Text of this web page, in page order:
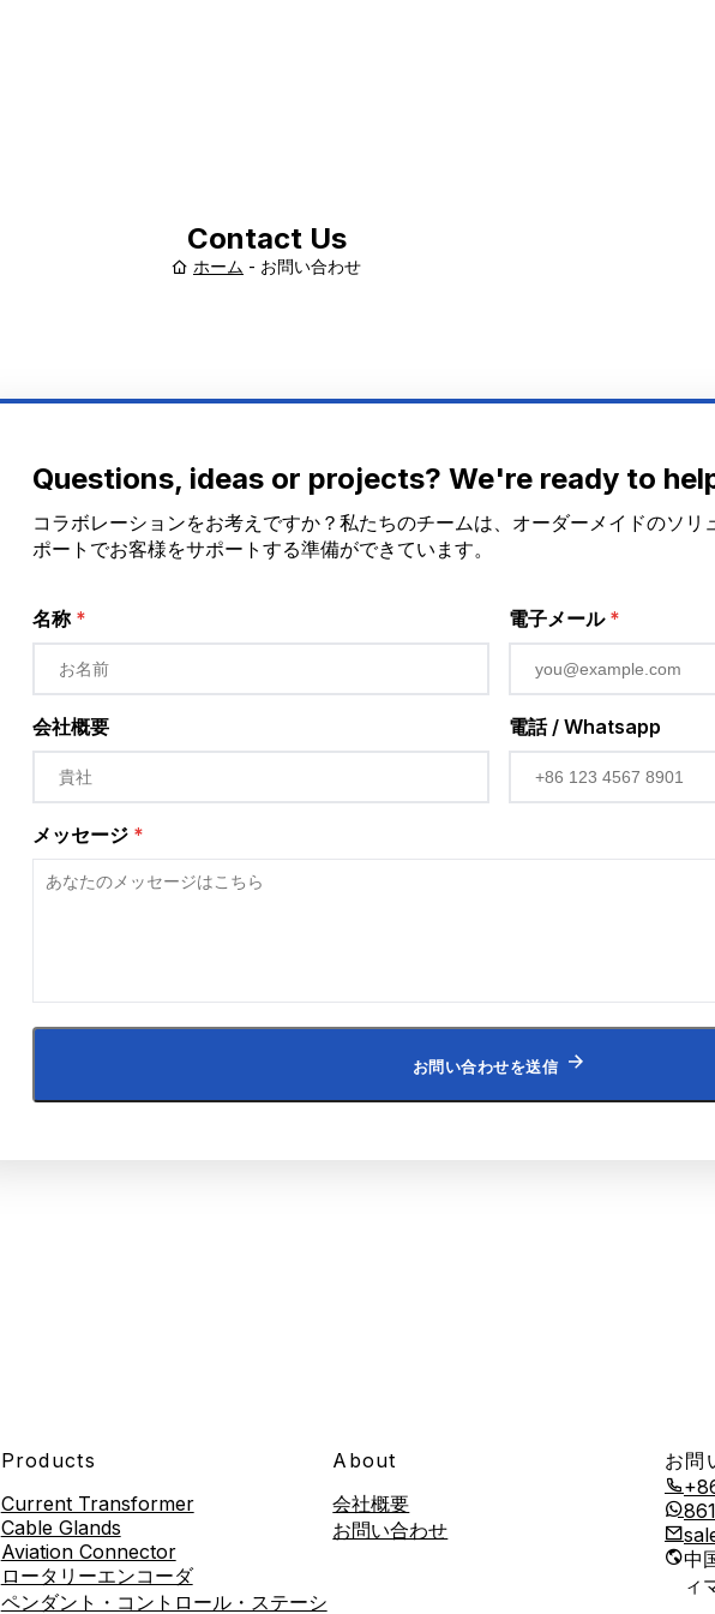
Contact Us
ホーム - お問い合わせ
Questions, ideas or projects? We're ready to
コラボレーションをお考えですか？私たちのチームは、オーダーメイドのソリ
ポートでお客様をサポートする準備ができています。
名称 * 電子メール *
会社概要 電話 / Whatsapp
メッセージ *
お問い合わせを送信
Products
Current Transformer
Cable Glands
Aviation Connector
ロータリーエンコーダ
ペンダント・コントロール・ステーシ
About
会社概要
お問い合わせ
お問
中
ィ